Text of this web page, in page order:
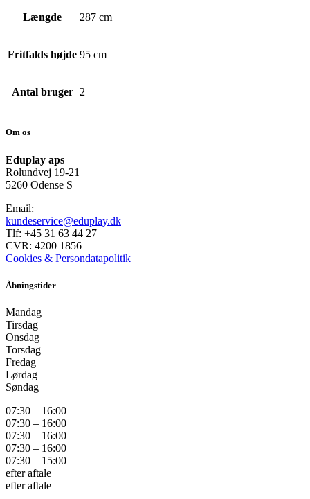
Længde 287 cm
Fritfalds højde 95 cm
Antal bruger 2
Om os
Eduplay aps
Rolundvej 19-21
5260 Odense S
Email:
kundeservice@eduplay.dk
Tlf: +45 31 63 44 27
CVR: 4200 1856
Cookies & Persondatapolitik
Åbningstider
Mandag
Tirsdag
Onsdag
Torsdag
Fredag
Lørdag
Søndag
07:30 – 16:00
07:30 – 16:00
07:30 – 16:00
07:30 – 16:00
07:30 – 15:00
efter aftale
efter aftale